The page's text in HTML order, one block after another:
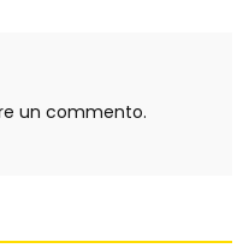
un commento.